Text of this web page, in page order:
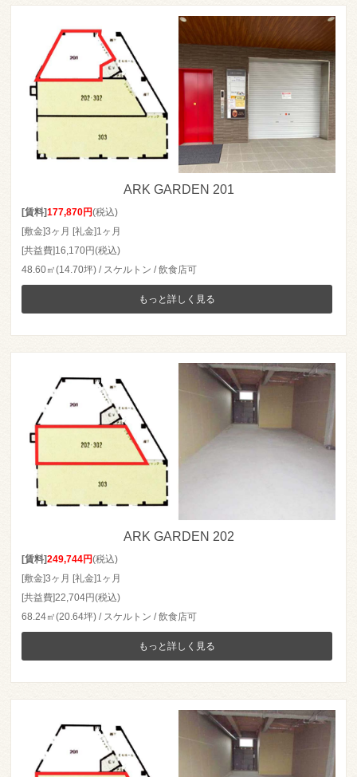
ARK GARDEN 201
[賃料]177,870円(税込)
[敷金]3ヶ月 [礼金]1ヶ月
[共益費]16,170円(税込)
48.60㎡(14.70坪) / スケルトン / 飲食店可
もっと詳しく見る
ARK GARDEN 202
[賃料]249,744円(税込)
[敷金]3ヶ月 [礼金]1ヶ月
[共益費]22,704円(税込)
68.24㎡(20.64坪) / スケルトン / 飲食店可
もっと詳しく見る